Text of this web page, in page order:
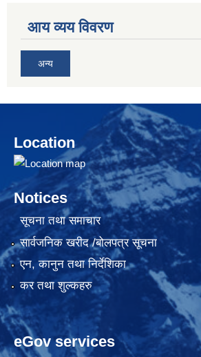
आय व्यय विवरण
अन्य
Location
Notices
सूचना तथा समाचार
सार्वजनिक खरीद /बोलपत्र सूचना
एन, कानुन तथा निर्देशिका
कर तथा शुल्कहरु
eGov services